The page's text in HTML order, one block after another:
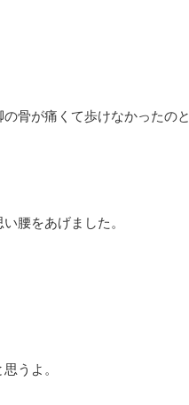
骨が痛くて歩けなかったのと
腰をあげました。
うよ。